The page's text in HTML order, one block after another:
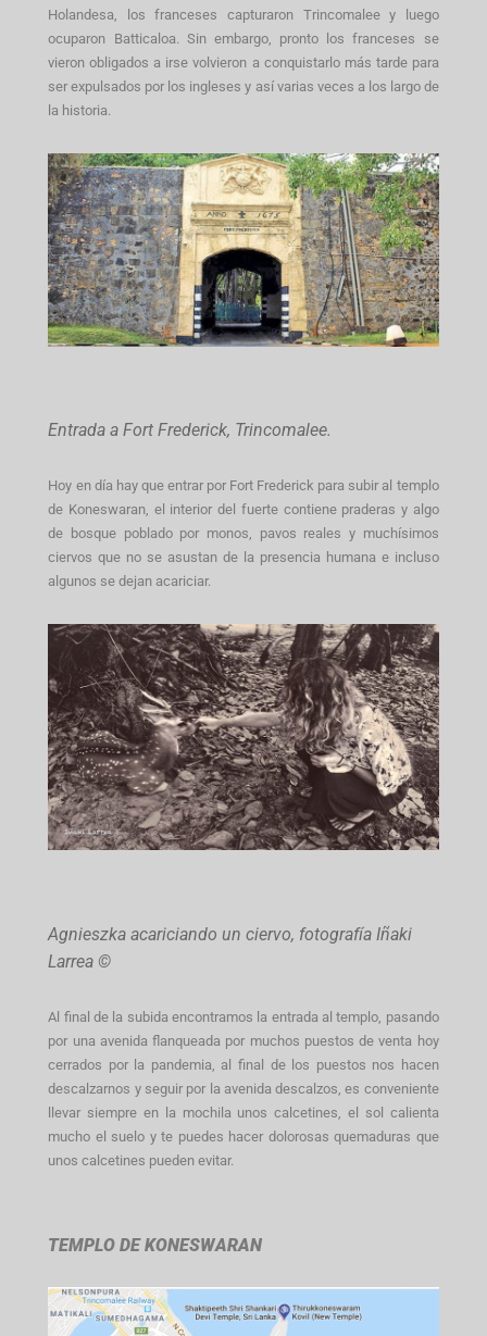
Holandesa, los franceses capturaron Trincomalee y luego
ocuparon Batticaloa. Sin embargo, pronto los franceses se
vieron obligados a irse volvieron a conquistarlo más tarde para
ser expulsados por los ingleses y así varias veces a los largo de
la historia.
Entrada a Fort Frederick, Trincomalee.
Hoy en día hay que entrar por Fort Frederick para subir al templo
de Koneswaran, el interior del fuerte contiene praderas y algo
de bosque poblado por monos, pavos reales y muchísimos
ciervos que no se asustan de la presencia humana e incluso
algunos se dejan acariciar.
Agnieszka acariciando un ciervo, fotografía Iñaki
Larrea ©
Al final de la subida encontramos la entrada al templo, pasando
por una avenida flanqueada por muchos puestos de venta hoy
cerrados por la pandemia, al final de los puestos nos hacen
descalzarnos y seguir por la avenida descalzos, es conveniente
llevar siempre en la mochila unos calcetines, el sol calienta
mucho el suelo y te puedes hacer dolorosas quemaduras que
unos calcetines pueden evitar.
TEMPLO DE KONESWARAN